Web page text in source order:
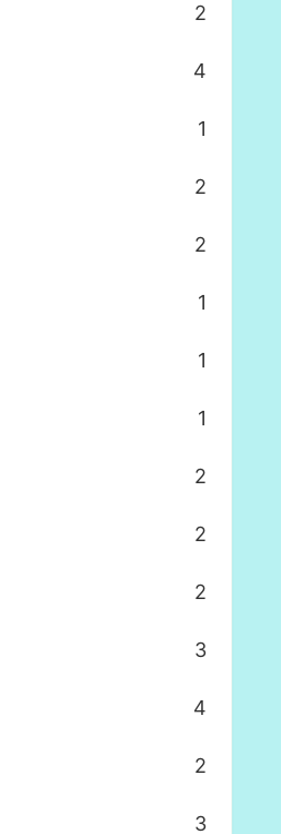
2
4
1
2
2
1
1
1
2
2
2
3
4
2
3